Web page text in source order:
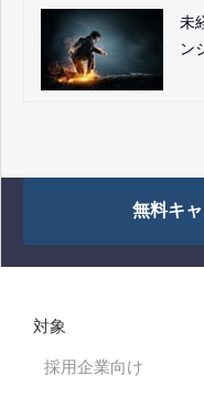
未
ン
無料キ
対象
採用企業向け